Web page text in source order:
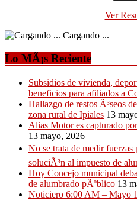
Ver
Cargando ...
Lo MÃ¡s Reciente
Subsidios de vivienda,
beneficios para afiliados a
Hallazgo de restos Ã³seos
zona rural de Ipiales 13
Alias Motor es capturado
13 mayo, 2026
No se trata de medir fuerzas
soluciÃ³n al impuesto de
Hoy Concejo municipal
de alumbrado pÃºblico 13
Noticiero 6:00 AM – Mayo